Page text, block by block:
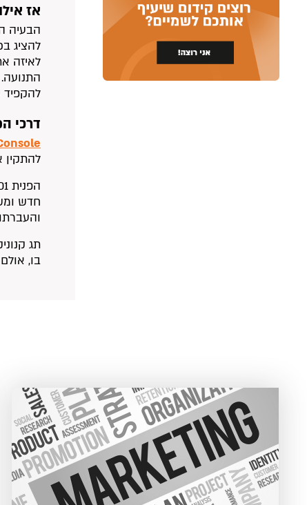
אז
הבעיה
להציג
לאיזה
להקפיד
דרכי
להתקין
תג
בו,